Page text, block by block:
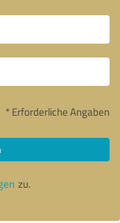
* Erforderliche Angaben
zu.